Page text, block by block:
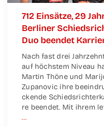
712 Ein­sät­ze, 29
Ber­li­ner
Duo been­det
Nach fast drei
auf höchs­tem Niveau
Mar­tin Thö­ne und
Zupa­no­vic ihre
cken­de
re been­det. Mit ihrem
…